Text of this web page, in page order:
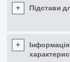
+ Підстави
+
Інформація